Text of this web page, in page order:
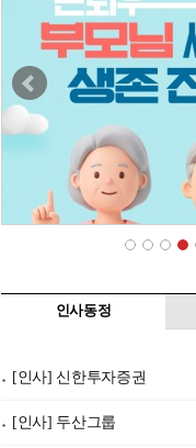
인사동정
[인사] 신한투자증권
[인사] 두산그룹